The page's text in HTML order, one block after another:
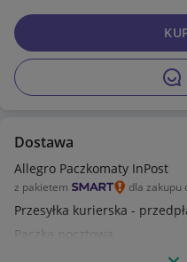
Dostawa
Allegro Paczkomaty InPost
z pakietem dla zakupu
Przesyłka kurierska -
Paczka pocztowa